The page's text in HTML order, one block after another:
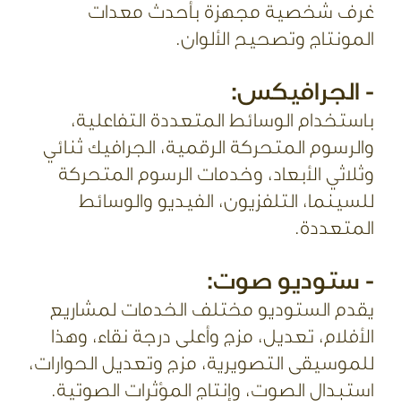
غرف شخصية مجهزة بأحدث معدات
المونتاج وتصحيح الألوان.
- الجرافيكس:
باستخدام الوسائط المتعددة التفاعلية،
والرسوم المتحركة الرقمية، الجرافيك ثنائي
وثلاثي الأبعاد، وخدمات الرسوم المتحركة
للسينما، التلفزيون، الفيديو والوسائط
المتعددة.
- ستوديو صوت:
يقدم الستوديو مختلف الخدمات لمشاريع
الأفلام، تعديل، مزج وأعلى درجة نقاء، وهذا
للموسيقى التصويرية، مزج وتعديل الحوارات،
استبدال الصوت، وإنتاج المؤثرات الصوتية.